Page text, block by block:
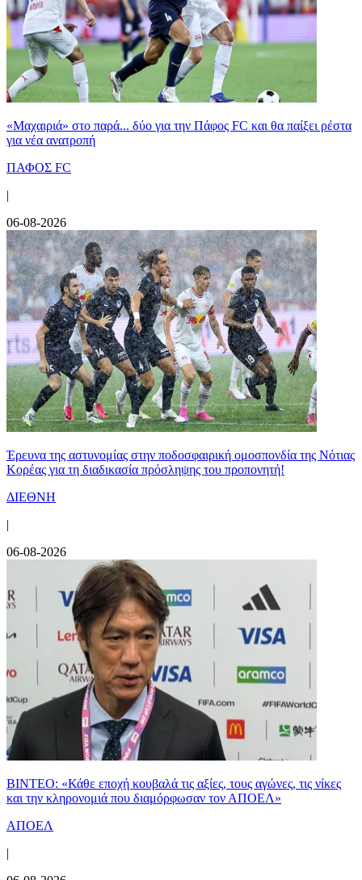
«Μαχαιριά» στο παρά... δύο για την Πάφος FC και θα παίξει ρέστα
για νέα ανατροπή
ΠΑΦΟΣ FC
|
06-08-2026
Έρευνα της αστυνομίας στην ποδοσφαιρική ομοσπονδία της Νότιας
Κορέας για τη διαδικασία πρόσληψης του προπονητή!
ΔΙΕΘΝΗ
|
06-08-2026
ΒΙΝΤΕΟ: «Κάθε εποχή κουβαλά τις αξίες, τους αγώνες, τις νίκες
και την κληρονομιά που διαμόρφωσαν τον ΑΠΟΕΛ»
ΑΠΟΕΛ
|